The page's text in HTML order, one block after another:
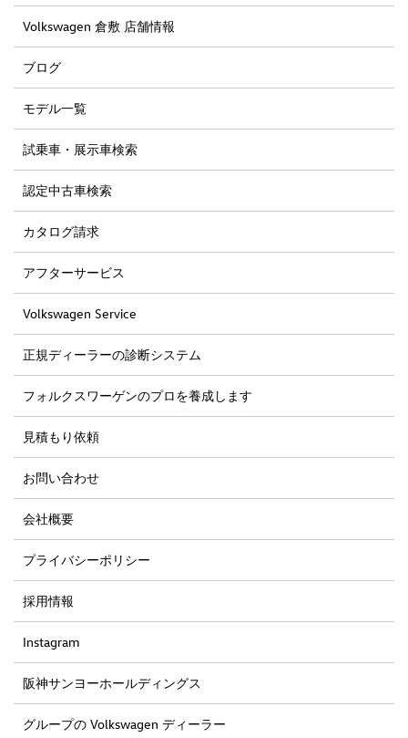
Volkswagen 倉敷 店舗情報
ブログ
モデル一覧
試乗車・展示車検索
認定中古車検索
カタログ請求
アフターサービス
Volkswagen Service
正規ディーラーの診断システム
フォルクスワーゲンのプロを養成します
見積もり依頼
お問い合わせ
会社概要
プライバシーポリシー
採用情報
Instagram
阪神サンヨーホールディングス
グループの Volkswagen ディーラー